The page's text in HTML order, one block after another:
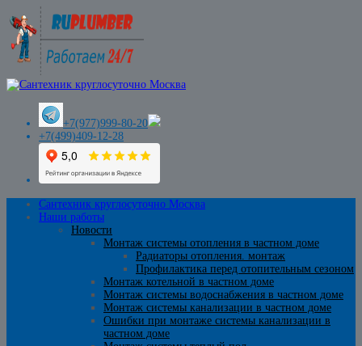
+7(977)999-80-20
+7(499)409-12-28
Сантехник круглосуточно Москва
Наши работы
Новости
Монтаж системы отопления в частном доме
Радиаторы отопления. монтаж
Профилактика перед отопительным сезоном
Монтаж котельной в частном доме
Монтаж системы водоснабжения в частном доме
Монтаж системы канализации в частном доме
Ошибки при монтаже системы канализации в
частном доме